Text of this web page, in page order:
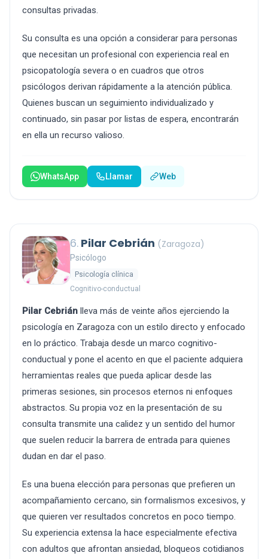
consultas privadas.
Su consulta es una opción a considerar para personas
que necesitan un profesional con experiencia real en
psicopatología severa o en cuadros que otros
psicólogos derivan rápidamente a la atención pública.
Quienes buscan un seguimiento individualizado y
continuado, sin pasar por listas de espera, encontrarán
en ella un recurso valioso.
WhatsApp Llamar Web
6. Pilar Cebrián (Zaragoza)
Psicólogo
Psicología clínica
Cognitivo-conductual
Pilar Cebrián lleva más de veinte años ejerciendo la
psicología en Zaragoza con un estilo directo y enfocado
en lo práctico. Trabaja desde un marco cognitivo-
conductual y pone el acento en que el paciente adquiera
herramientas reales que pueda aplicar desde las
primeras sesiones, sin procesos eternos ni enfoques
abstractos. Su propia voz en la presentación de su
consulta transmite una calidez y un sentido del humor
que suelen reducir la barrera de entrada para quienes
dudan en dar el paso.
Es una buena elección para personas que prefieren un
acompañamiento cercano, sin formalismos excesivos, y
que quieren ver resultados concretos en poco tiempo.
Su experiencia extensa la hace especialmente efectiva
con adultos que afrontan ansiedad, bloqueos cotidianos